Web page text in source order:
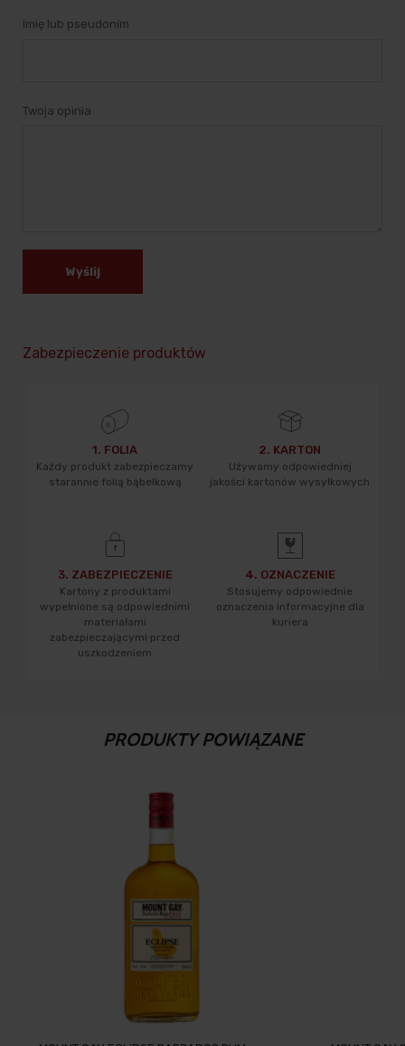
Imię lub pseudonim
Twoja opinia
Wyślij
Zabezpieczenie produktów
1. FOLIA
Każdy produkt zabezpieczamy
starannie folią bąbelkową
2. KARTON
Używamy odpowiedniej
jakości kartonów wysyłkowych
3. ZABEZPIECZENIE
Kartony z produktami
wypełnione są odpowiednimi
materiałami
zabezpieczającymi przed
uszkodzeniem
4. OZNACZENIE
Stosujemy odpowiednie
oznaczenia informacyjne dla
kuriera
PRODUKTY POWIĄZANE